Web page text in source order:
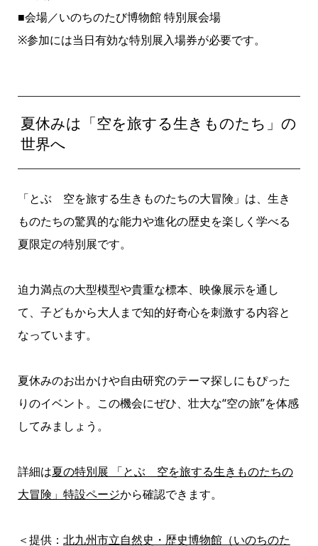
■会場／いのちのたび博物館 特別展会場
※参加には当日有効な特別展入場券が必要です。
夏休みは「空を旅する生きものたち」の
世界へ
「とぶ 空を旅する生きものたちの大冒険」は、生き
ものたちの驚異的な能力や進化の歴史を楽しく学べる
夏限定の特別展です。
迫力満点の大型模型や貴重な標本、映像展示を通し
て、子どもから大人まで知的好奇心を刺激する内容と
なっています。
夏休みのお出かけや自由研究のテーマ探しにもぴった
りのイベント。この機会にぜひ、壮大な“空の旅”を体感
してみましょう。
詳細は夏の特別展 「とぶ 空を旅する生きものたちの
大冒険」特設ページから確認できます。
＜提供： 北九州市立自然史・歴史博物館（いのちのた